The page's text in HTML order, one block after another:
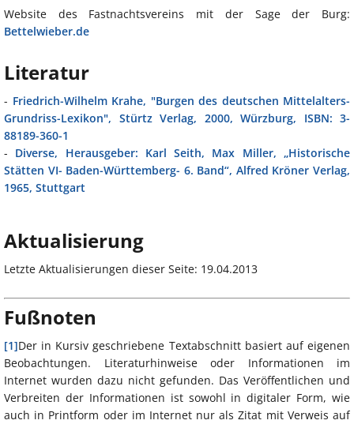
Website des Fastnachtsvereins mit der Sage der Burg:
Bettelwieber.de
Literatur
- Friedrich-Wilhelm Krahe, "Burgen des deutschen Mittelalters-
Grundriss-Lexikon", Stürtz Verlag, 2000, Würzburg, ISBN: 3-
88189-360-1
- Diverse, Herausgeber: Karl Seith, Max Miller, „Historische
Stätten VI- Baden-Württemberg- 6. Band“, Alfred Kröner Verlag,
1965, Stuttgart
Aktualisierung
Letzte Aktualisierungen dieser Seite: 19.04.2013
Fußnoten
[1]Der in Kursiv geschriebene Textabschnitt basiert auf eigenen
Beobachtungen. Literaturhinweise oder Informationen im
Internet wurden dazu nicht gefunden. Das Veröffentlichen und
Verbreiten der Informationen ist sowohl in digitaler Form, wie
auch in Printform oder im Internet nur als Zitat mit Verweis auf